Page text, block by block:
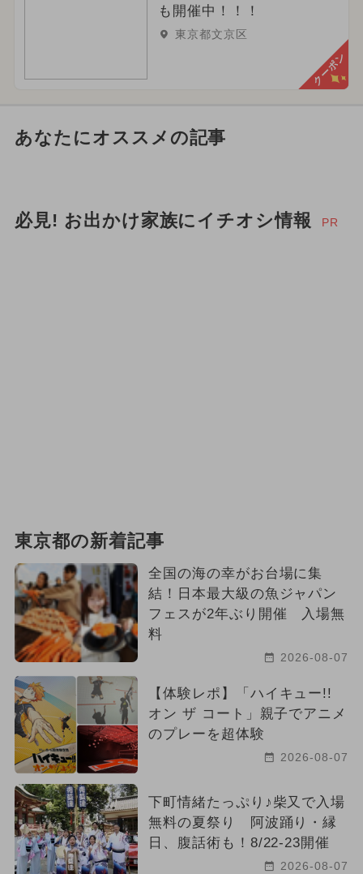
も開催中！！！
東京都文京区
クーポン
あなたにオススメの記事
必見! お出かけ家族にイチオシ情報 PR
東京都の新着記事
全国の海の幸がお台場に集
結！日本最大級の魚ジャパン
フェスが2年ぶり開催 入場無
料
2026-08-07
【体験レポ】「ハイキュー!!
オン ザ コート」親子でアニメ
のプレーを超体験
2026-08-07
下町情緒たっぷり♪柴又で入場
無料の夏祭り 阿波踊り・縁
日、腹話術も！8/22-23開催
2026-08-07